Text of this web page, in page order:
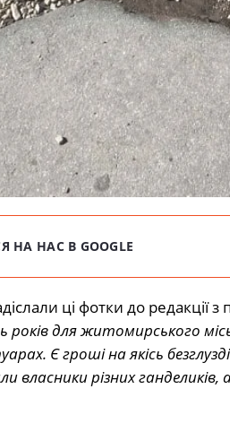
НА НАС В GOOGLE
ці фотки до редакції
для житомирського
Є гроші на якісь
власники різних